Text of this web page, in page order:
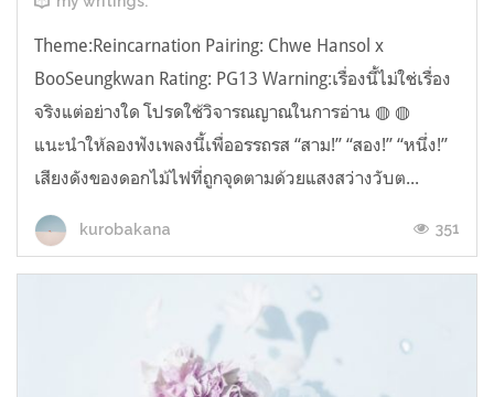
Theme:Reincarnation Pairing: Chwe Hansol x
BooSeungkwan Rating: PG13 Warning:เรื่องนี้ไม่ใช่เรื่อง
จริงแต่อย่างใด โปรดใช้วิจารณญาณในการอ่าน ◍ ◍
แนะนำให้ลองฟังเพลงนี้เพื่ออรรถรส “สาม!” “สอง!” “หนึ่ง!”
เสียงดังของดอกไม้ไฟที่ถูกจุดตามด้วยแสงสว่างวับต...
kurobakana 351